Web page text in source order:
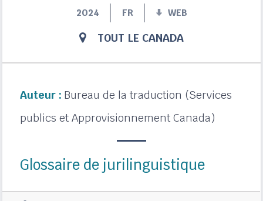
2024 FR WEB
TOUT LE CANADA
Auteur : Bureau de la traduction (Services
publics et Approvisionnement Canada)
Glossaire de jurilinguistique